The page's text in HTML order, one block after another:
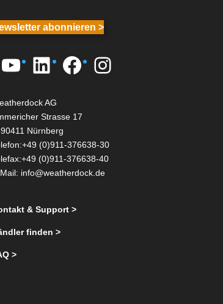
abonnieren >
YouTube
LinkedIn
Facebook
Instagram
AG
Strasse 17
Nürnberg
(0)911-376638-30
(0)911-376638-40
info@weatherdock.de
& Support >
finden >
>